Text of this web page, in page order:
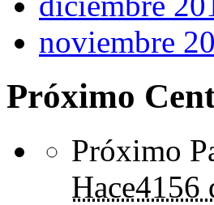
noviembre
Próximo
Próximo
Hace4156